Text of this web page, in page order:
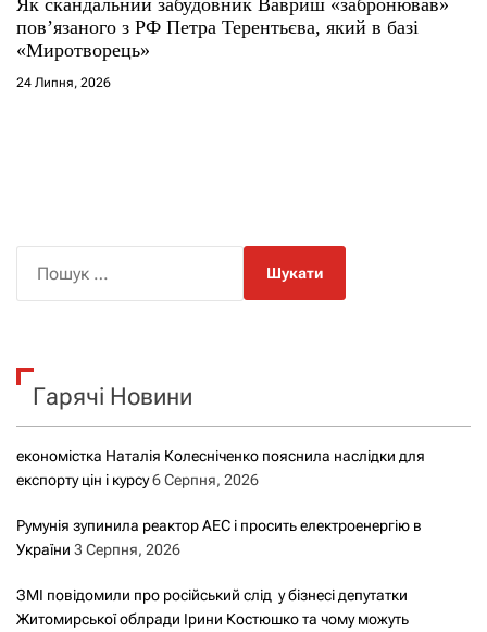
повʼязаного з РФ Петра Терентьєва, який в базі
«Миротворець»
24 Липня, 2026
к
Гарячі Новини
економістка Наталія Колесніченко пояснила наслідки для
експорту цін і курсу6 Серпня, 2026
Румунія зупинила реактор АЕС і просить електроенергію в
України 3 Серпня, 2026
ЗМІ повідомили про російський слід у бізнесі депутатки
Житомирської облради Ірини Костюшко та чому можуть